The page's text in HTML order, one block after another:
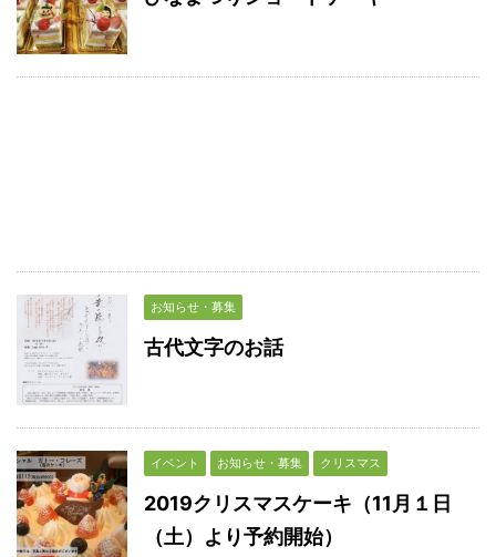
お知らせ・募集
古代文字のお話
イベント お知らせ・募集 クリスマス
2019クリスマスケーキ（11月１日
（土）より予約開始）